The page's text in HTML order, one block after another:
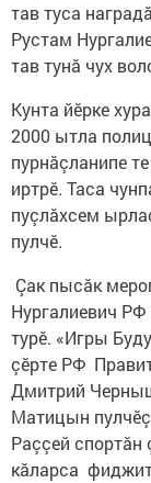
тав туса
Рустам
тав тунă чух
Кунта йӗрке
2000 ытла
пурнăçланипе
иртрӗ. Таса
пуçлăхсем
пулчӗ.
Çак пысăк
Нургалиевич
турӗ. «Игры
çӗрте РФ
Дмитрий
Матицын
Раççей спортăн
кăларса